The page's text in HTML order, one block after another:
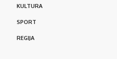
KULTURA
SPORT
REGIJA